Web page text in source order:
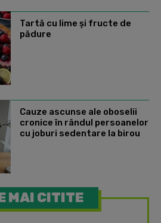
Tartă cu lime și fructe de
pădure
Cauze ascunse ale oboselii
cronice în rândul persoanelor
cu joburi sedentare la birou
MAI CITITE